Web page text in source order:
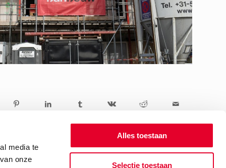
media te
onze
Alles toestaan
Selectie toestaan